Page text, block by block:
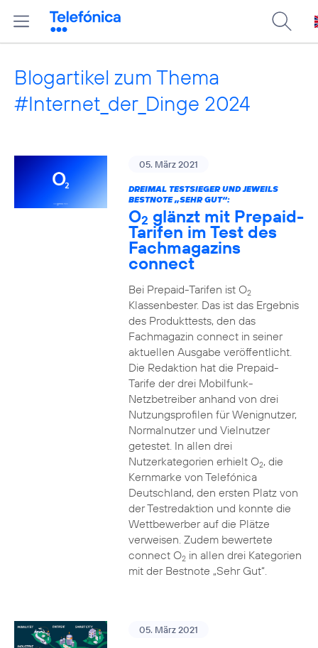
Blogartikel zum Thema
#Internet_der_Dinge 2024
05. März 2021
DREIMAL TESTSIEGER UND JEWEILS
BESTNOTE „SEHR GUT“:
O2 glänzt mit Prepaid-
Tarifen im Test des
Fachmagazins
connect
Bei Prepaid-Tarifen ist O2
Klassenbester. Das ist das Ergebnis
des Produkttests, den das
Fachmagazin connect in seiner
aktuellen Ausgabe veröffentlicht.
Die Redaktion hat die Prepaid-
Tarife der drei Mobilfunk-
Netzbetreiber anhand von drei
Nutzungsprofilen für Wenignutzer,
Normalnutzer und Vielnutzer
getestet. In allen drei
Nutzerkategorien erhielt O2, die
Kernmarke von Telefónica
Deutschland, den ersten Platz von
der Testredaktion und konnte die
Wettbewerber auf die Plätze
verweisen. Zudem bewertete
connect O2in allen drei Kategorien
mit der Bestnote „Sehr Gut“.
05. März 2021